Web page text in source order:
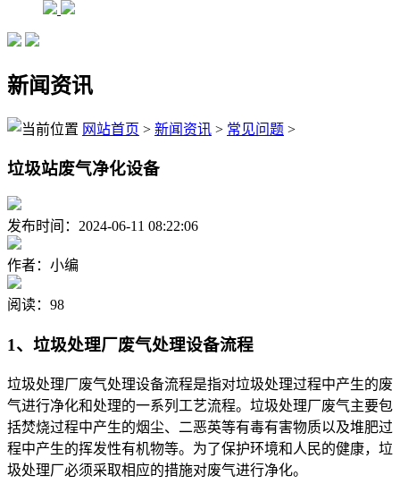
新闻资讯
网站首页 > 新闻资讯 > 常见问题 >
垃圾站废气净化设备
发布时间：2024-06-11 08:22:06
作者：小编
阅读：98
1、垃圾处理厂废气处理设备流程
垃圾处理厂废气处理设备流程是指对垃圾处理过程中产生的废
气进行净化和处理的一系列工艺流程。垃圾处理厂废气主要包
括焚烧过程中产生的烟尘、二恶英等有毒有害物质以及堆肥过
程中产生的挥发性有机物等。为了保护环境和人民的健康，垃
圾处理厂必须采取相应的措施对废气进行净化。